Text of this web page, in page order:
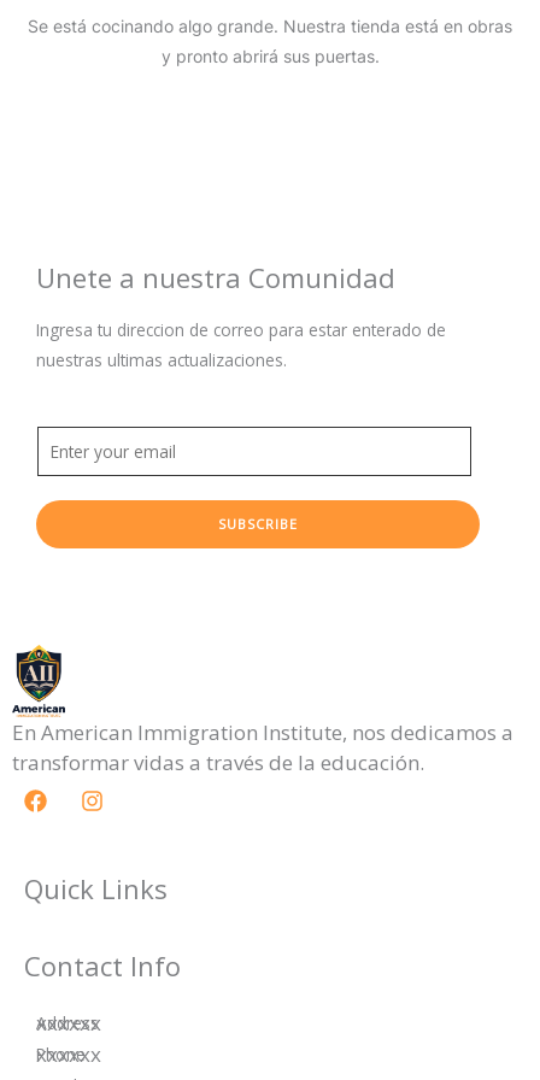
Se está cocinando algo grande. Nuestra tienda está en obras
y pronto abrirá sus puertas.
Unete a nuestra Comunidad
Ingresa tu direccion de correo para estar enterado de
nuestras ultimas actualizaciones.
SUBSCRIBE
En American Immigration Institute, nos dedicamos a
transformar vidas a través de la educación.
F
a
b
o
I
n
a
g
m
Quick Links
Contact Info
Address
xxxxxx
Phone
xxxxxx